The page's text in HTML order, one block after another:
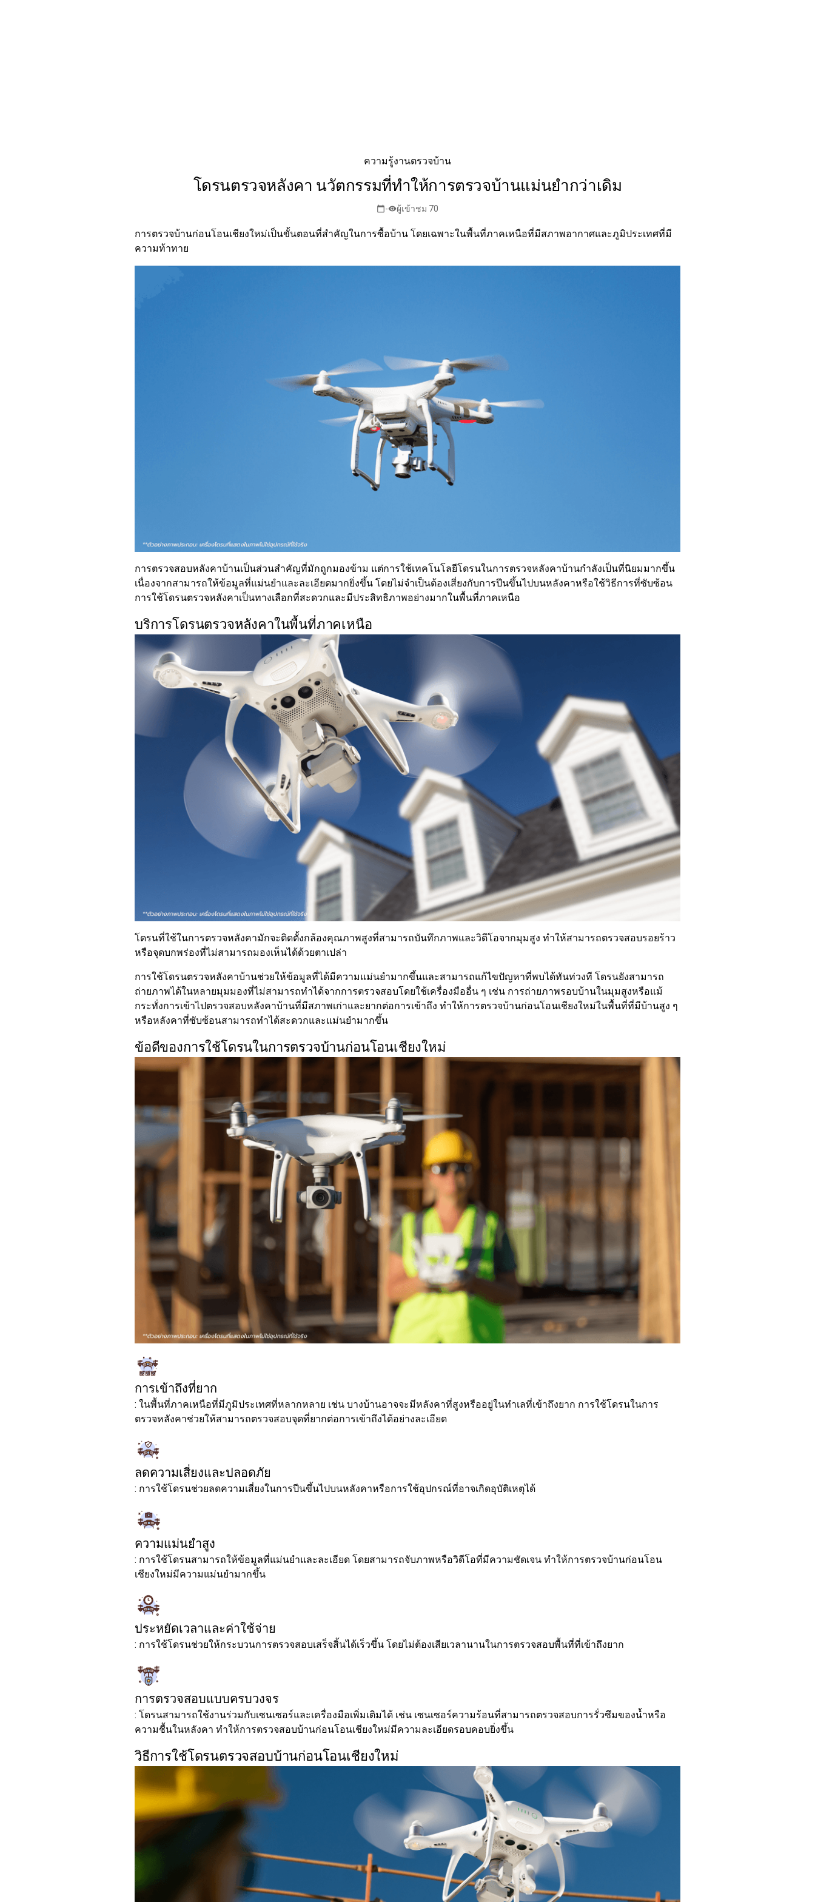
ความรู้งานตรวจบ้าน
โดรนตรวจหลังคา นวัตกรรมที่ทำให้การตรวจบ้านแม่นยำกว่าเดิม
calendar_today-visibilityผู้เข้าชม 70
การตรวจบ้านก่อนโอนเชียงใหม่เป็นขั้นตอนที่สำคัญในการซื้อบ้าน โดยเฉพาะในพื้นที่ภาคเหนือที่มีสภาพอากาศและภูมิประเทศที่มี
ความท้าทาย
การตรวจสอบหลังคาบ้านเป็นส่วนสำคัญที่มักถูกมองข้าม แต่การใช้เทคโนโลยีโดรนในการตรวจหลังคาบ้านกำลังเป็นที่นิยมมากขึ้น
เนื่องจากสามารถให้ข้อมูลที่แม่นยำและละเอียดมากยิ่งขึ้น โดยไม่จำเป็นต้องเสี่ยงกับการปีนขึ้นไปบนหลังคาหรือใช้วิธีการที่ซับซ้อน
การใช้โดรนตรวจหลังคาเป็นทางเลือกที่สะดวกและมีประสิทธิภาพอย่างมากในพื้นที่ภาคเหนือ
บริการโดรนตรวจหลังคาในพื้นที่ภาคเหนือ
โดรนที่ใช้ในการตรวจหลังคามักจะติดตั้งกล้องคุณภาพสูงที่สามารถบันทึกภาพและวิดีโอจากมุมสูง ทำให้สามารถตรวจสอบรอยร้าว
หรือจุดบกพร่องที่ไม่สามารถมองเห็นได้ด้วยตาเปล่า
การใช้โดรนตรวจหลังคาบ้านช่วยให้ข้อมูลที่ได้มีความแม่นยำมากขึ้นและสามารถแก้ไขปัญหาที่พบได้ทันท่วงที โดรนยังสามารถ
ถ่ายภาพได้ในหลายมุมมองที่ไม่สามารถทำได้จากการตรวจสอบโดยใช้เครื่องมืออื่น ๆ เช่น การถ่ายภาพรอบบ้านในมุมสูงหรือแม้
กระทั่งการเข้าไปตรวจสอบหลังคาบ้านที่มีสภาพเก่าและยากต่อการเข้าถึง ทำให้การตรวจบ้านก่อนโอนเชียงใหม่ในพื้นที่ที่มีบ้านสูง ๆ
หรือหลังคาที่ซับซ้อนสามารถทำได้สะดวกและแม่นยำมากขึ้น
ข้อดีของการใช้โดรนในการตรวจบ้านก่อนโอนเชียงใหม่
การเข้าถึงที่ยาก
: ในพื้นที่ภาคเหนือที่มีภูมิประเทศที่หลากหลาย เช่น บางบ้านอาจจะมีหลังคาที่สูงหรืออยู่ในทำเลที่เข้าถึงยาก การใช้โดรนในการ
ตรวจหลังคาช่วยให้สามารถตรวจสอบจุดที่ยากต่อการเข้าถึงได้อย่างละเอียด
ลดความเสี่ยงและปลอดภัย
: การใช้โดรนช่วยลดความเสี่ยงในการปีนขึ้นไปบนหลังคาหรือการใช้อุปกรณ์ที่อาจเกิดอุบัติเหตุได้
ความแม่นยำสูง
: การใช้โดรนสามารถให้ข้อมูลที่แม่นยำและละเอียด โดยสามารถจับภาพหรือวิดีโอที่มีความชัดเจน ทำให้การตรวจบ้านก่อนโอน
เชียงใหม่มีความแม่นยำมากขึ้น
ประหยัดเวลาและค่าใช้จ่าย
: การใช้โดรนช่วยให้กระบวนการตรวจสอบเสร็จสิ้นได้เร็วขึ้น โดยไม่ต้องเสียเวลานานในการตรวจสอบพื้นที่ที่เข้าถึงยาก
การตรวจสอบแบบครบวงจร
: โดรนสามารถใช้งานร่วมกับเซนเซอร์และเครื่องมือเพิ่มเติมได้ เช่น เซนเซอร์ความร้อนที่สามารถตรวจสอบการรั่วซึมของน้ำหรือ
ความชื้นในหลังคา ทำให้การตรวจสอบบ้านก่อนโอนเชียงใหม่มีความละเอียดรอบคอบยิ่งขึ้น
วิธีการใช้โดรนตรวจสอบบ้านก่อนโอนเชียงใหม่